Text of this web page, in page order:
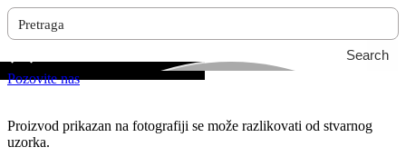
Search
Pozovite nas
Proizvod prikazan na fotografiji se može razlikovati od stvarnog
uzorka.